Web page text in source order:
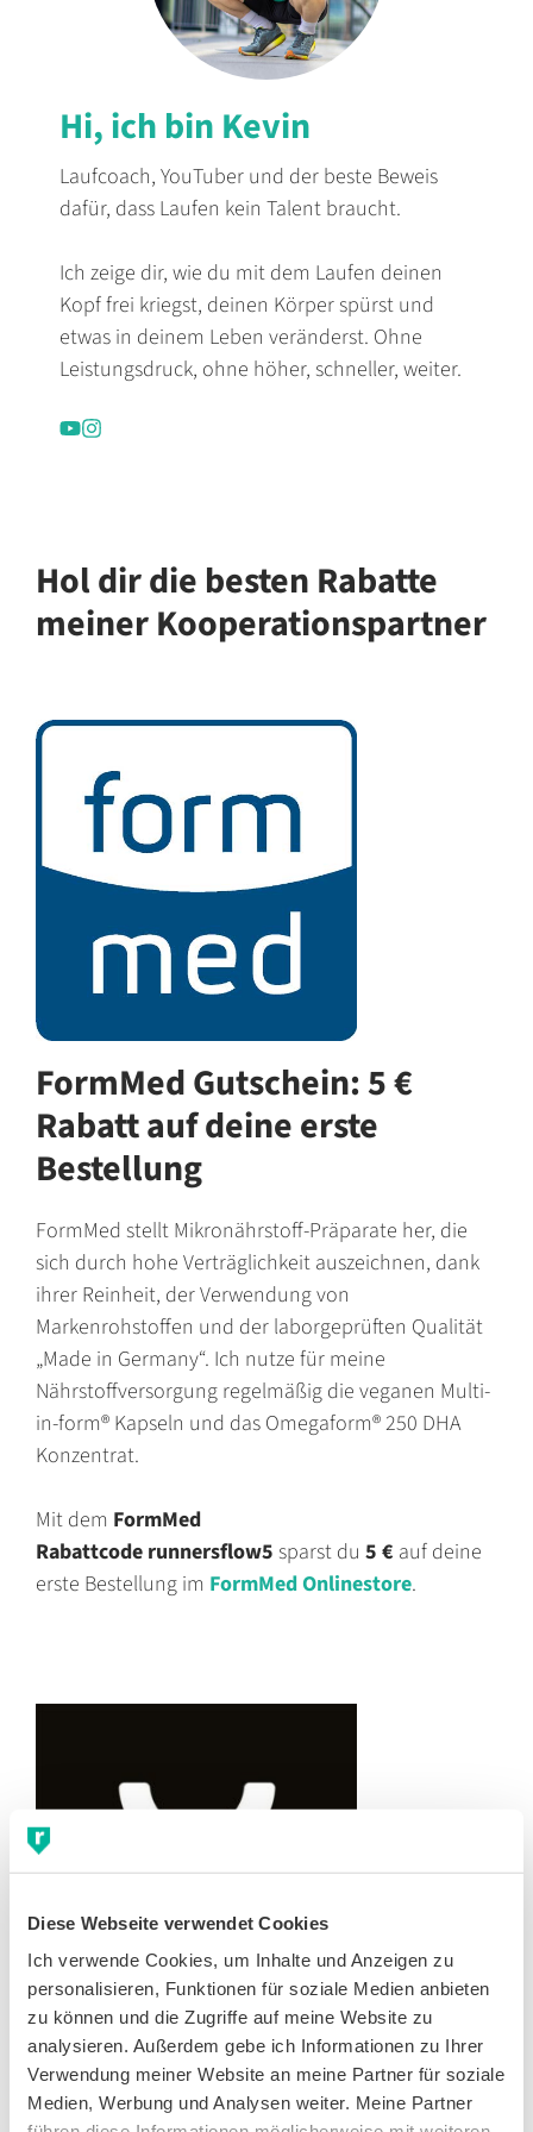
Diese Webseite verwendet Cookies
Ich verwende Cookies, um Inhalte und Anzeigen zu
personalisieren, Funktionen für soziale Medien anbieten
zu können und die Zugriffe auf meine Website zu
analysieren. Außerdem gebe ich Informationen zu Ihrer
Verwendung meiner Website an meine Partner für soziale
Medien, Werbung und Analysen weiter. Meine Partner
Hi, ich bin Kevin
Laufcoach, YouTuber und der beste Beweis
dafür, dass Laufen kein Talent braucht.
Ich zeige dir, wie du mit dem Laufen deinen
Kopf frei kriegst, deinen Körper spürst und
etwas in deinem Leben veränderst. Ohne
Leistungsdruck, ohne höher, schneller, weiter.
Hol dir die besten Rabatte
meiner Kooperationspartner
FormMed Gutschein: 5 €
Rabatt auf deine erste
Bestellung
FormMed stellt Mikronährstoff-Präparate her, die
sich durch hohe Verträglichkeit auszeichnen, dank
ihrer Reinheit, der Verwendung von
Markenrohstoffen und der laborgeprüften Qualität
„Made in Germany“. Ich nutze für meine
Nährstoffversorgung regelmäßig die veganen Multi-
in-form® Kapseln und das Omegaform® 250 DHA
Konzentrat.
Mit dem FormMed
Rabattcode runnersflow5 sparst du 5 € auf deine
erste Bestellung im FormMed Onlinestore.
True Motion Gutschein: 10 %
Rabatt auf Laufschuhe